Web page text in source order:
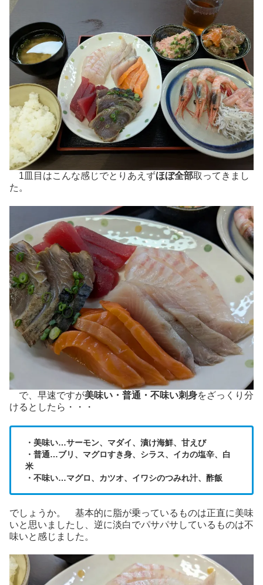
1皿目はこんな感じでとりあえずほぼ全部取ってきまし
た。
で、早速ですが美味い・普通・不味い刺身をざっくり分
けるとしたら・・・
・美味い…サーモン、マダイ、漬け海鮮、甘えび
・普通…ブリ、マグロすき身、シラス、イカの塩辛、白
米
・不味い…マグロ、カツオ、イワシのつみれ汁、酢飯
でしょうか。 基本的に脂が乗っているものは正直に美味
いと思いましたし、逆に淡白でパサパサしているものは不
味いと感じました。